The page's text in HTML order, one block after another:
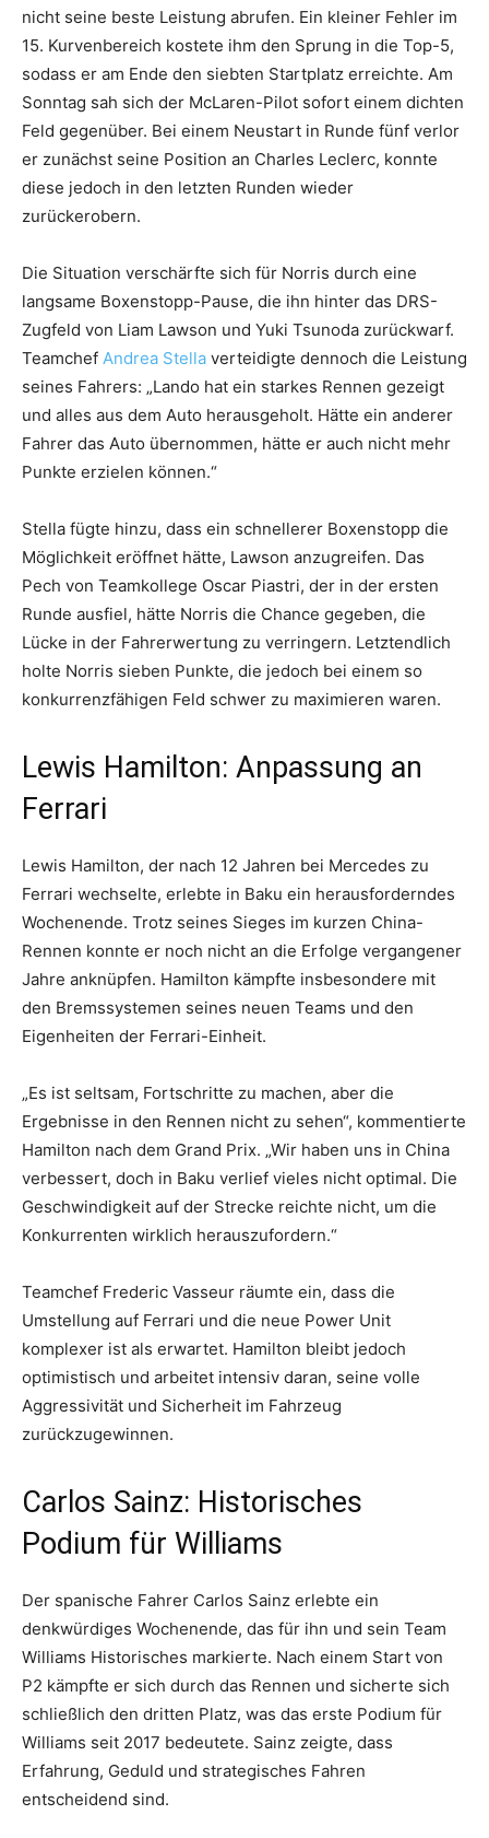
nicht seine beste Leistung abrufen. Ein kleiner Fehler im
15. Kurvenbereich kostete ihm den Sprung in die Top-5,
sodass er am Ende den siebten Startplatz erreichte. Am
Sonntag sah sich der McLaren-Pilot sofort einem dichten
Feld gegenüber. Bei einem Neustart in Runde fünf verlor
er zunächst seine Position an Charles Leclerc, konnte
diese jedoch in den letzten Runden wieder
zurückerobern.
Die Situation verschärfte sich für Norris durch eine
langsame Boxenstopp-Pause, die ihn hinter das DRS-
Zugfeld von Liam Lawson und Yuki Tsunoda zurückwarf.
Teamchef Andrea Stella verteidigte dennoch die Leistung
seines Fahrers: „Lando hat ein starkes Rennen gezeigt
und alles aus dem Auto herausgeholt. Hätte ein anderer
Fahrer das Auto übernommen, hätte er auch nicht mehr
Punkte erzielen können.“
Stella fügte hinzu, dass ein schnellerer Boxenstopp die
Möglichkeit eröffnet hätte, Lawson anzugreifen. Das
Pech von Teamkollege Oscar Piastri, der in der ersten
Runde ausfiel, hätte Norris die Chance gegeben, die
Lücke in der Fahrerwertung zu verringern. Letztendlich
holte Norris sieben Punkte, die jedoch bei einem so
konkurrenzfähigen Feld schwer zu maximieren waren.
Lewis Hamilton: Anpassung an
Ferrari
Lewis Hamilton, der nach 12 Jahren bei Mercedes zu
Ferrari wechselte, erlebte in Baku ein herausforderndes
Wochenende. Trotz seines Sieges im kurzen China-
Rennen konnte er noch nicht an die Erfolge vergangener
Jahre anknüpfen. Hamilton kämpfte insbesondere mit
den Bremssystemen seines neuen Teams und den
Eigenheiten der Ferrari-Einheit.
„Es ist seltsam, Fortschritte zu machen, aber die
Ergebnisse in den Rennen nicht zu sehen“, kommentierte
Hamilton nach dem Grand Prix. „Wir haben uns in China
verbessert, doch in Baku verlief vieles nicht optimal. Die
Geschwindigkeit auf der Strecke reichte nicht, um die
Konkurrenten wirklich herauszufordern.“
Teamchef Frederic Vasseur räumte ein, dass die
Umstellung auf Ferrari und die neue Power Unit
komplexer ist als erwartet. Hamilton bleibt jedoch
optimistisch und arbeitet intensiv daran, seine volle
Aggressivität und Sicherheit im Fahrzeug
zurückzugewinnen.
Carlos Sainz: Historisches
Podium für Williams
Der spanische Fahrer Carlos Sainz erlebte ein
denkwürdiges Wochenende, das für ihn und sein Team
Williams Historisches markierte. Nach einem Start von
P2 kämpfte er sich durch das Rennen und sicherte sich
schließlich den dritten Platz, was das erste Podium für
Williams seit 2017 bedeutete. Sainz zeigte, dass
Erfahrung, Geduld und strategisches Fahren
entscheidend sind.